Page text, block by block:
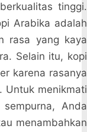
tinggi.
Arabika adalah
rasa yang kaya
Selain itu, kopi
karena rasanya
Untuk menikmati
Anda
menambahkan